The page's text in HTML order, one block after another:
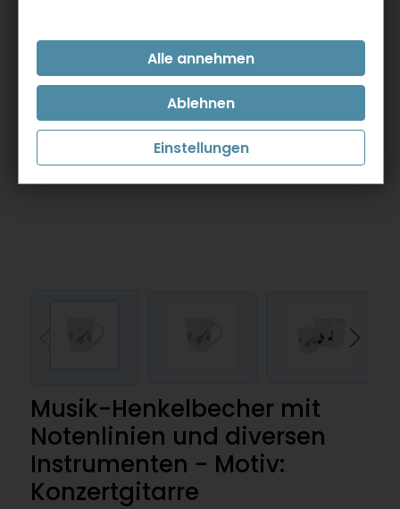
Musik-Henkelbecher mit
Notenlinien und diversen
Instrumenten - Motiv:
Konzertgitarre
Einstellungen